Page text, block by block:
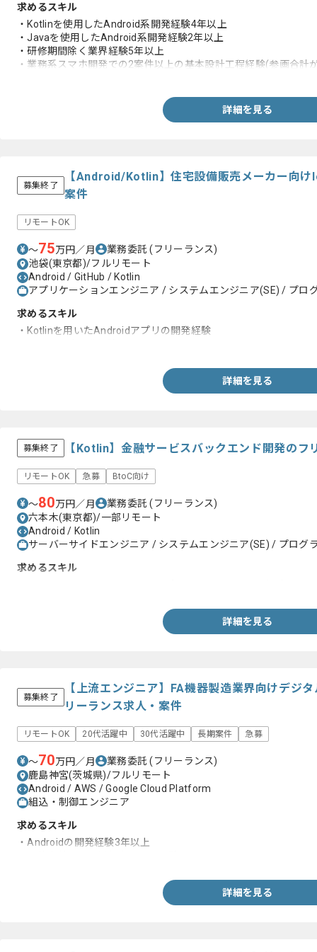
求めるスキル
・Kotlinを使用したAndroid系開発経験4年以上
・Javaを使用したAndroid系開発経験2年以上
・研修期間除く業界経験5年以上
・業務系スマホ開発での2案件以上の基本設計工程経験(参画合計
詳細を見る
募集終了
【Android/Kotlin】住宅設備販売メーカー向け
案件
リモートOK
〜75万円／月 業務委託(フリーランス)
池袋(東京都)/フルリモート
Android / GitHub / Kotlin
アプリケーションエンジニア / システムエンジニア(SE) / プロ
求めるスキル
・Kotlinを用いたAndroidアプリの開発経験
詳細を見る
募集終了 【Kotlin】金融サービスバックエンド開発のフ
リモートOK 急募 BtoC向け
〜80万円／月 業務委託(フリーランス)
六本木(東京都)/一部リモート
Android / Kotlin
サーバーサイドエンジニア / システムエンジニア(SE) / プログ
求めるスキル
詳細を見る
募集終了
【上流エンジニア】FA機器製造業界向けデジ
リーランス求人・案件
リモートOK 20代活躍中 30代活躍中 長期案件 急募
〜70万円／月 業務委託(フリーランス)
鹿島神宮(茨城県)/フルリモート
Android / AWS / Google Cloud Platform
組込・制御エンジニア
求めるスキル
・Androidの開発経験3年以上
詳細を見る